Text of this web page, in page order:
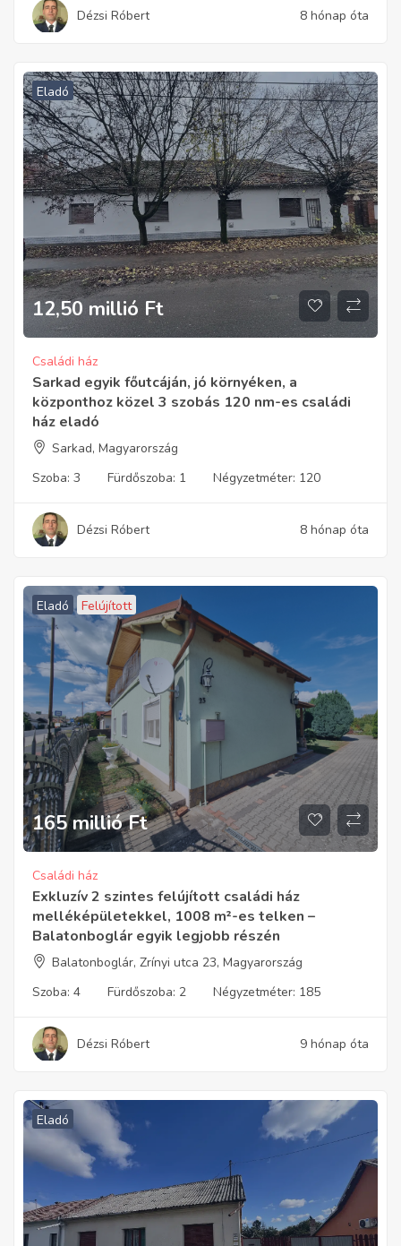
Dézsi Róbert 8 hónap óta
Eladó
12,50 millió Ft
Családi ház
Sarkad egyik főutcáján, jó környéken, a
központhoz közel 3 szobás 120 nm-es családi
ház eladó
Sarkad, Magyarország
Szoba: 3 Fürdőszoba: 1 Négyzetméter: 120
Dézsi Róbert 8 hónap óta
Eladó Felújított
165 millió Ft
Családi ház
Exkluzív 2 szintes felújított családi ház
melléképületekkel, 1008 m²-es telken –
Balatonboglár egyik legjobb részén
Balatonboglár, Zrínyi utca 23, Magyarország
Szoba: 4 Fürdőszoba: 2 Négyzetméter: 185
Dézsi Róbert 9 hónap óta
Eladó